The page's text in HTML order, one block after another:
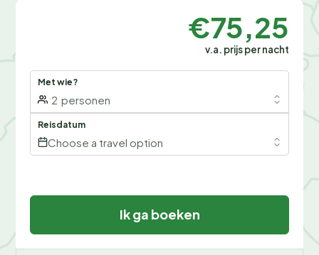
€75,25
v.a. prijs per nacht
Met wie?
2 personen
Reisdatum
Choose a travel option
Ik ga boeken